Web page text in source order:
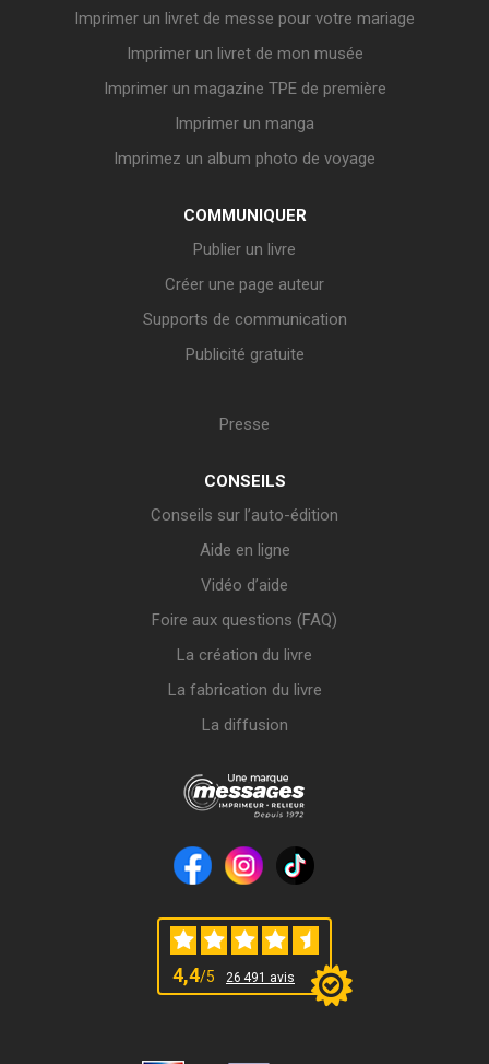
Imprimer un livret de messe pour votre mariage
Imprimer un livret de mon musée
Imprimer un magazine TPE de première
Imprimer un manga
Imprimez un album photo de voyage
COMMUNIQUER
Publier un livre
Créer une page auteur
Supports de communication
Publicité gratuite
Presse
CONSEILS
Conseils sur l’auto-édition
Aide en ligne
Vidéo d’aide
Foire aux questions (FAQ)
La création du livre
La fabrication du livre
La diffusion
4,4/5 26 491 avis